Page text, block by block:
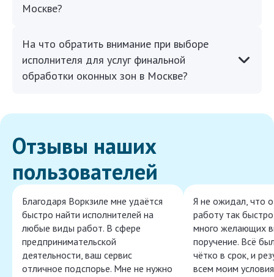
Москве?
На что обратить внимание при выборе
исполнителя для услуг финальной
обработки оконных зон в Москве?
Отзывы наших
пользователей
Благодаря Воркзиле мне удаётся
быстро найти исполнителей на
любые виды работ. В сфере
предпринимательской
деятельности, ваш сервис
отличное подспорье. Мне не нужно
Я не ожидал, что
работу так
много желающих
поручение. Всё
чётко в срок, и
всем моим